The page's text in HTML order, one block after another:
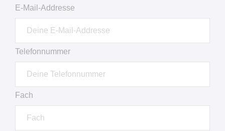
E-Mail-Addresse
Telefonnummer
Fach